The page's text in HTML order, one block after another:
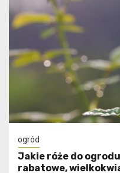
ogród
Jakie róże do
rabatowe,